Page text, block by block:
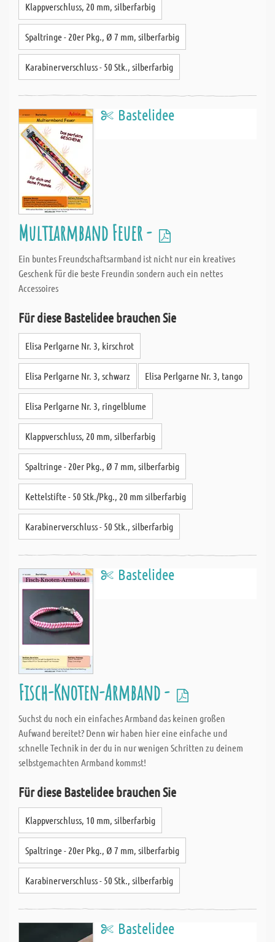
Klappverschluss, 20 mm, silberfarbig
Spaltringe - 20er Pkg., Ø 7 mm, silberfarbig
Karabinerverschluss - 50 Stk., silberfarbig
Bastelidee
Multiarmband Feuer -
Ein buntes Freundschaftsarmband ist nicht nur ein kreatives
Geschenk für die beste Freundin sondern auch ein nettes
Accessoires
Für diese Bastelidee brauchen Sie
Elisa Perlgarne Nr. 3, kirschrot
Elisa Perlgarne Nr. 3, schwarz Elisa Perlgarne Nr. 3, tango
Elisa Perlgarne Nr. 3, ringelblume
Klappverschluss, 20 mm, silberfarbig
Spaltringe - 20er Pkg., Ø 7 mm, silberfarbig
Kettelstifte - 50 Stk./Pkg., 20 mm silberfarbig
Karabinerverschluss - 50 Stk., silberfarbig
Bastelidee
Fisch-Knoten-Armband -
Suchst du noch ein einfaches Armband das keinen großen
Aufwand bereitet? Denn wir haben hier eine einfache und
schnelle Technik in der du in nur wenigen Schritten zu deinem
selbstgemachten Armband kommst!
Für diese Bastelidee brauchen Sie
Klappverschluss, 10 mm, silberfarbig
Spaltringe - 20er Pkg., Ø 7 mm, silberfarbig
Karabinerverschluss - 50 Stk., silberfarbig
Bastelidee